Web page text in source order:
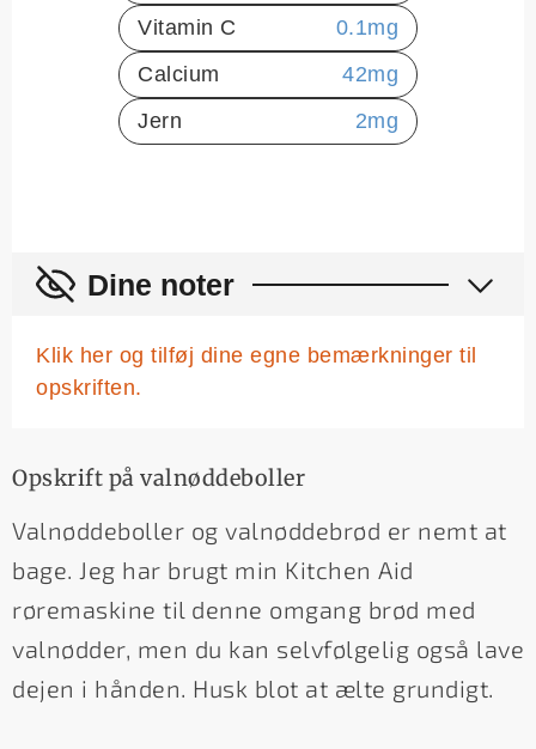
Vitamin C
0.1mg
Calcium
42mg
Jern
2mg
Dine noter
Klik her og tilføj dine egne bemærkninger til
opskriften.
Opskrift på valnøddeboller
Valnøddeboller og valnøddebrød er nemt at
bage. Jeg har brugt min Kitchen Aid
røremaskine til denne omgang brød med
valnødder, men du kan selvfølgelig også lave
dejen i hånden. Husk blot at ælte grundigt.